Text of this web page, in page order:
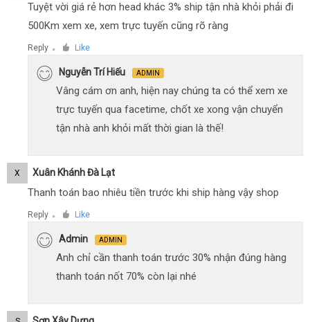
Tuyệt vời giá rẻ hơn head khác 3% ship tận nhà khỏi phải đi
500Km xem xe, xem trực tuyến cũng rõ ràng
Reply ● Like
Nguyễn Trí Hiếu ADMIN
Vâng cám ơn anh, hiện nay chúng ta có thể xem xe
trực tuyến qua facetime, chốt xe xong vận chuyển
tận nhà anh khỏi mất thời gian là thế!
X Xuân Khánh Đà Lạt
Thanh toán bao nhiêu tiền trước khi ship hàng vậy shop
Reply ● Like
Admin ADMIN
Anh chỉ cần thanh toán trước 30% nhận đúng hàng
thanh toán nốt 70% còn lại nhé